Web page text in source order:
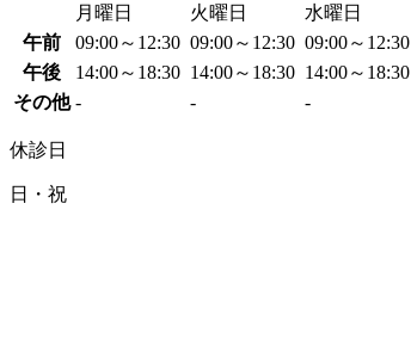
月曜日 火曜日 水曜日
午前
09:00～12:30 09:00～12:30 09:00～12:30
午後
14:00～18:30 14:00～18:30 14:00～18:30
その他 - - -
休診日
日・祝